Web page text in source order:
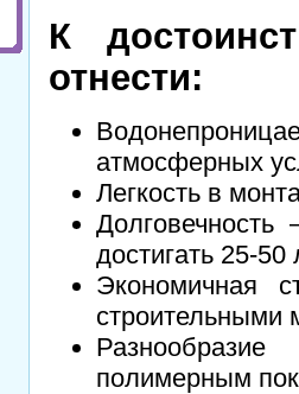
К
отнести:
атмосферных
Легкость в
достигать 25-50
Экономичная
строительными
полимерным